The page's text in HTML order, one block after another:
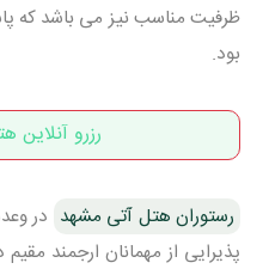
ظرفیت مناسب نیز می باشد که
بود.
رزرو
رستوران هتل آتی مشهد در
پذیرایی از مهمانان ارجمند